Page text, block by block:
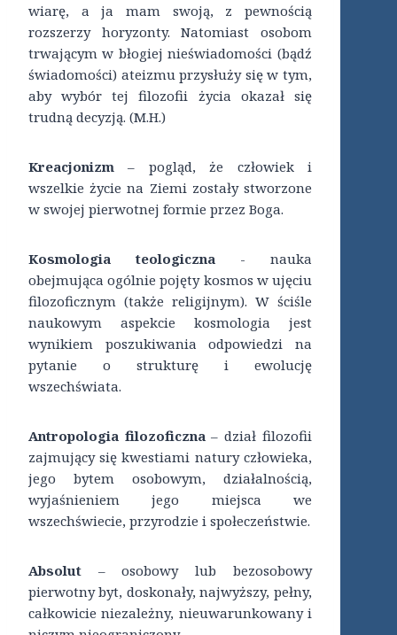
wiarę, a ja mam swoją, z pewnością
rozszerzy horyzonty. Natomiast osobom
trwającym w błogiej nieświadomości (bądź
świadomości) ateizmu przysłuży się w tym,
aby wybór tej filozofii życia okazał się
trudną decyzją. (M.H.)
Kreacjonizm – pogląd, że człowiek i
wszelkie życie na Ziemi zostały stworzone
w swojej pierwotnej formie przez Boga.
Kosmologia teologiczna ­- nauka
obejmująca ogólnie pojęty kosmos w ujęciu
filozoficznym (także religijnym). W ściśle
naukowym aspekcie kosmologia jest
wynikiem poszukiwania odpowiedzi na
pytanie o strukturę i ewolucję
wszechświata.
Antropologia filozoficzna– dział filozofii
zajmujący się kwestiami natury człowieka,
jego bytem osobowym, działalnością,
wyjaśnieniem jego miejsca we
wszechświecie, przyrodzie i społeczeństwie.
Absolut – osobowy lub bezosobowy
pierwotny byt, doskonały, najwyższy, pełny,
całkowicie niezależny, nieuwarunkowany i